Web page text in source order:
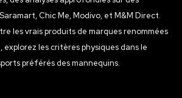
Chic Me, Modivo, et M&M Direct.
les vrais produits de marques renommées
explorez les critères physiques dans le
préférés des mannequins.